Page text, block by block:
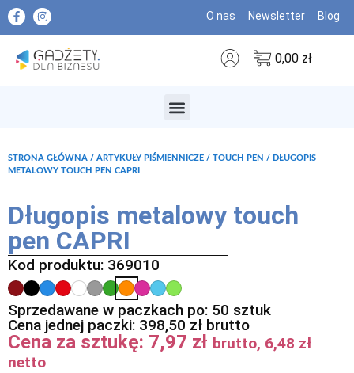
O nas Newsletter Blog
0,00 zł
STRONA GŁÓWNA / ARTYKUŁY PIŚMIENNICZE / TOUCH PEN / DŁUGOPIS
METALOWY TOUCH PEN CAPRI
Długopis metalowy touch
pen CAPRI
Kod produktu: 369010
Sprzedawane w paczkach po: 50 sztuk
Cena jednej paczki: 398,50 zł brutto
Cena za sztukę: 7,97 zł brutto, 6,48 zł
netto